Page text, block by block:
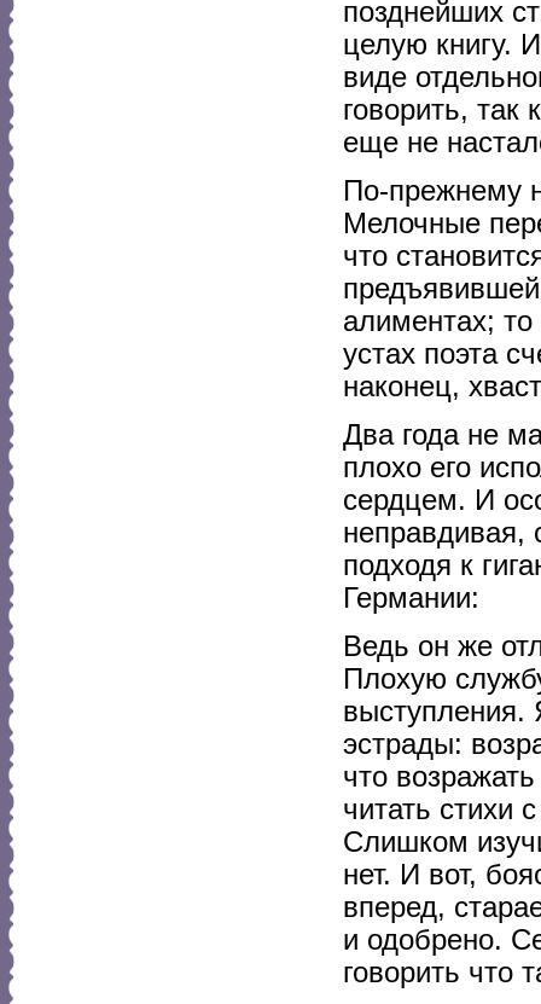
позднейших
целую книгу.
виде
говорить, так
еще не
По-прежнему
Мелочные
что
алиментах;
устах поэта
наконец,
Два года не
плохо его
сердцем. И
неправдивая,
подходя к
Германии:
Ведь он же
Плохую
выступления.
эстрады:
что
читать стихи
Слишком
нет. И вот,
вперед,
и одобрено.
говорить что